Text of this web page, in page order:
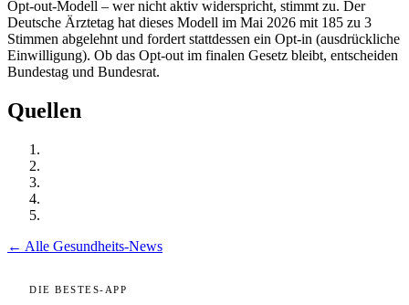
Opt-out-Modell – wer nicht aktiv widerspricht, stimmt zu. Der
Deutsche Ärztetag hat dieses Modell im Mai 2026 mit 185 zu 3
Stimmen abgelehnt und fordert stattdessen ein Opt-in (ausdrückliche
Einwilligung). Ob das Opt-out im finalen Gesetz bleibt, entscheiden
Bundestag und Bundesrat.
Quellen
← Alle Gesundheits-News
DIE BESTES-APP